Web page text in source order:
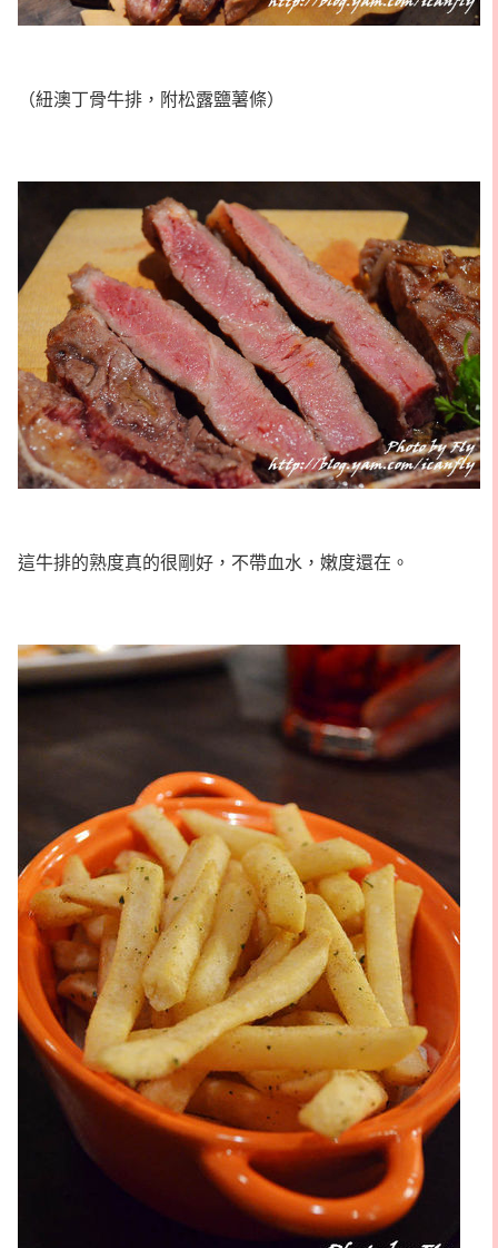
（紐澳丁骨牛排，附松露鹽薯條）
這牛排的熟度真的很剛好，不帶血水，嫩度還在。